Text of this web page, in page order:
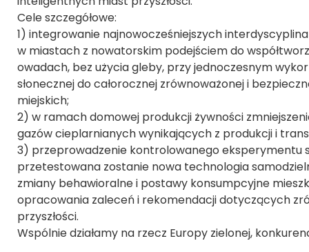
Cele szczegółowe:
1) integrowanie najnowocześniejszych
w miastach z nowatorskim podejściem do
owadach, bez użycia gleby, przy jednoczesnym
słonecznej do całorocznej zrównoważonej i
miejskich;
2) w ramach domowej produkcji żywności
gazów cieplarnianych wynikających z produkcji i
3) przeprowadzenie kontrolowanego eksperymentu
przetestowana zostanie nowa technologia
zmiany behawioralne i postawy konsumpcyjne
opracowania zaleceń i rekomendacji dotyczących
przyszłości.
Wspólnie działamy na rzecz Europy zielonej,